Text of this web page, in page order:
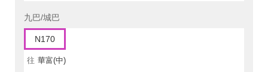
九巴/城巴
N170
往 華富(中)